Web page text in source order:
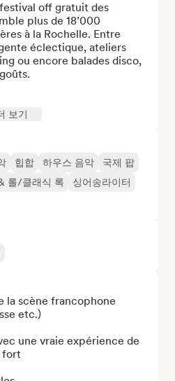
off gratuit des
plus de 18’000
à la Rochelle. Entre
éclectique, ateliers
ou encore balades disco,
보기
힙합 하우스 음악
국제 팝
롤/클래식 록
싱어송라이터
la scène francophone
etc.)
une vraie expérience de
fort